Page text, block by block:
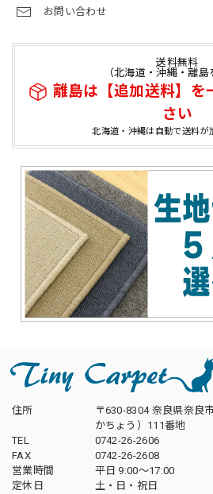
お問い合わせ
送料無料
（北海道・沖縄・離島
離島は【追加送料】を
さい
北海道・沖縄は自動で送料が
住所
〒630-8304 奈良県奈良
かちょう）111番地
TEL
0742-26-2606
FAX
0742-26-2608
営業時間
平日 9:00～17:00
定休日
土・日・祝日